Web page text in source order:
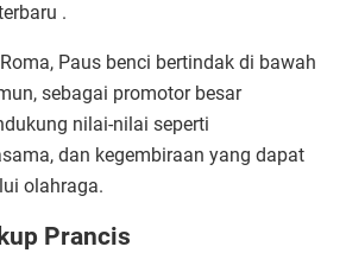
.
Paus benci bertindak di bawah
sebagai promotor besar
nilai-nilai seperti
dan kegembiraan yang dapat
olahraga.
Prancis